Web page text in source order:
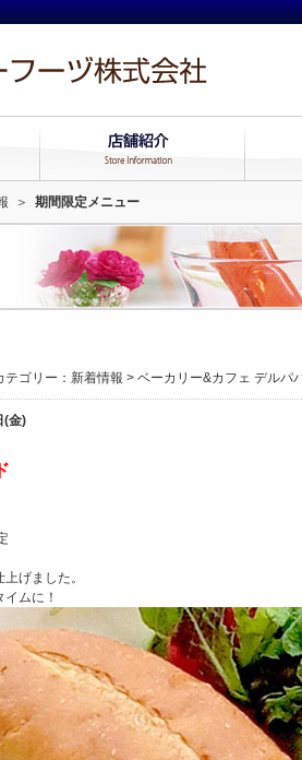
＞ 期間限定メニュー
ゴリー： 新着情報 > ベーカリー&カフェ デルパ
(金)
げました。
ムに！